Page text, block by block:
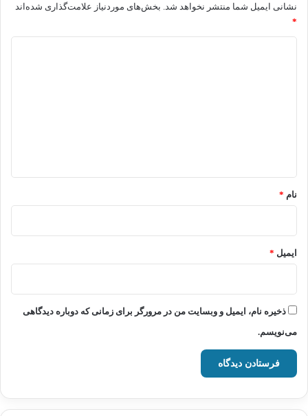
نشانی ایمیل شما منتشر نخواهد شد. بخش‌های موردنیاز علامت‌گذاری شده‌اند
*
نام *
ایمیل *
ذخیره نام، ایمیل و وبسایت من در مرورگر برای زمانی که دوباره دیدگاهی
می‌نویسم.